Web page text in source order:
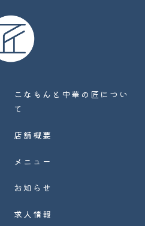
こなもんと中華の匠につい
て
店舗概要
メニュー
お知らせ
求人情報